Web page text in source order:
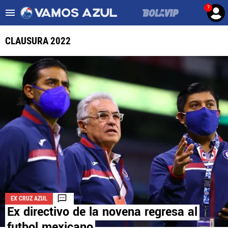
?
ULTIMAS NOTICIAS
LEAGUES CUP
LIGA MX
FEMENIL
FUERZAS BÁSICAS
MERCADO DE FICHAJES
OPINIÓN
CLAUSURA 2022
EX CRUZ AZUL
Ex directivo de la novena regresa al